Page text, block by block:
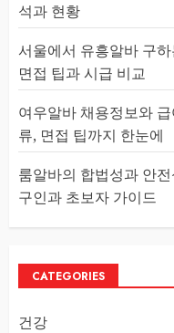
석과 현황
서울에서 유흥알바 구
면접 팁과 시급 비교
여우알바 채용정보와
류, 면접 팁까지 한눈에
룸알바의 합법성과 안
구인과 초보자 가이드
CATEGORIES
건강